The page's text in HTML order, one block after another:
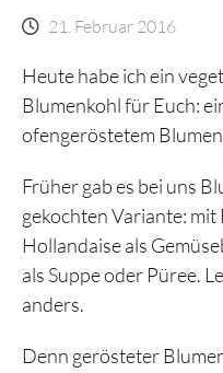
21. Februar 2016
Heute habe ich ein
Blumenkohl für Euch:
ofengeröstetem
Früher gab es bei uns
gekochten Variante:
Hollandaise als
als Suppe oder Püree.
anders.
Denn gerösteter